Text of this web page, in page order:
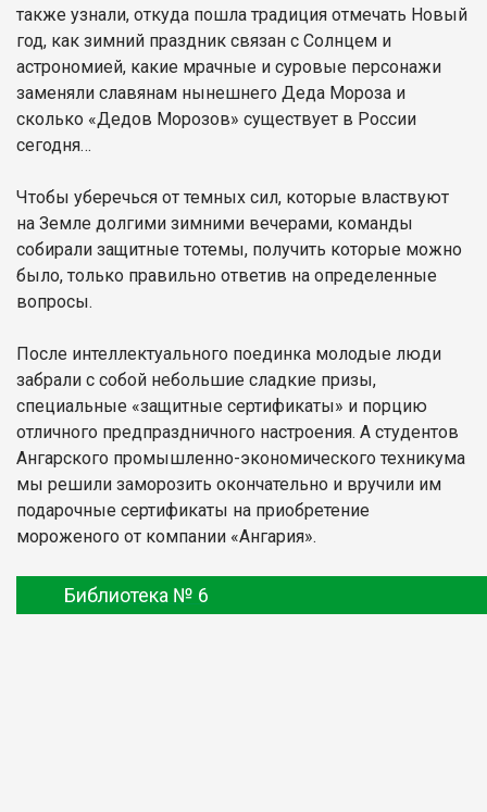
также узнали, откуда пошла традиция отмечать Новый
год, как зимний праздник связан с Солнцем и
астрономией, какие мрачные и суровые персонажи
заменяли славянам нынешнего Деда Мороза и
сколько «Дедов Морозов» существует в России
сегодня…
Чтобы уберечься от темных сил, которые властвуют
на Земле долгими зимними вечерами, команды
собирали защитные тотемы, получить которые можно
было, только правильно ответив на определенные
вопросы.
После интеллектуального поединка молодые люди
забрали с собой небольшие сладкие призы,
специальные «защитные сертификаты» и порцию
отличного предпраздничного настроения. А студентов
Ангарского промышленно-экономического техникума
мы решили заморозить окончательно и вручили им
подарочные сертификаты на приобретение
мороженого от компании «Ангария».
Библиотека № 6